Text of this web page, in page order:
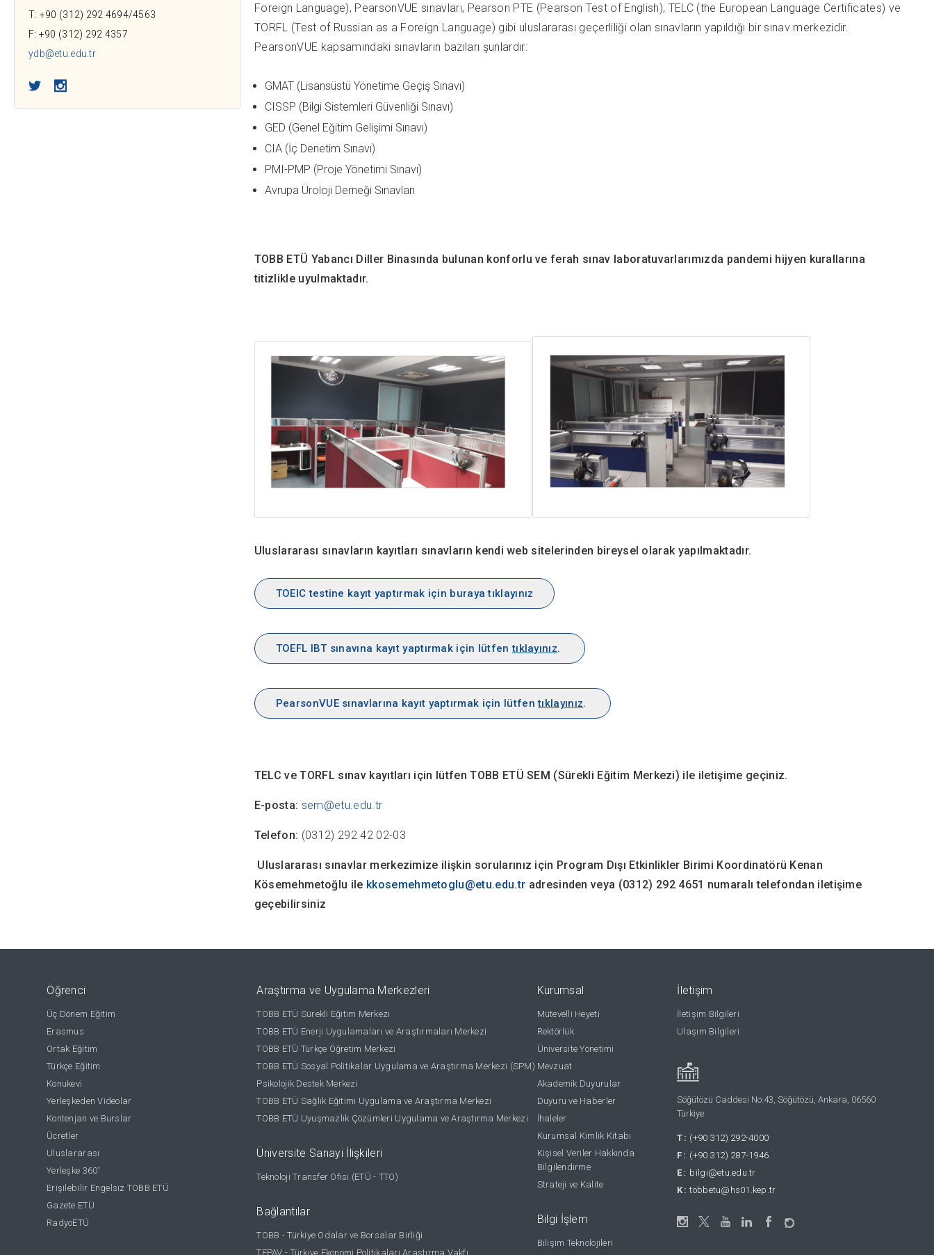
T: +90 (312) 292 4694/4563
F: +90 (312) 292 4357
ydb@etu.edu.tr
TwitterInstagram
Foreign Language), PearsonVUE sınavları, Pearson PTE (Pearson Test of English), TELC (the European Language Certificates) ve
TORFL (Test of Russian as a Foreign Language) gibi uluslararası geçerliliği olan sınavların yapıldığı bir sınav merkezidir.
PearsonVUE kapsamındaki sınavların bazıları şunlardır:
GMAT (Lisansüstü Yönetime Geçiş Sınavı)
CISSP (Bilgi Sistemleri Güvenliği Sınavı)
GED (Genel Eğitim Gelişimi Sınavı)
CIA (İç Denetim Sınavı)
PMI-PMP (Proje Yönetimi Sınavı)
Avrupa Üroloji Derneği Sınavları
TOBB ETÜ Yabancı Diller Binasında bulunan konforlu ve ferah sınav laboratuvarlarımızda pandemi hijyen kurallarına
titizlikle uyulmaktadır.
Uluslararası sınavların kayıtları sınavların kendi web sitelerinden bireysel olarak yapılmaktadır.
TOEIC testine kayıt yaptırmak için buraya tıklayınız
TOEFL IBT sınavına kayıt yaptırmak için lütfentıklayınız.
PearsonVUE sınavlarına kayıt yaptırmak için lütfentıklayınız.
TELC ve TORFL sınav kayıtları için lütfen TOBB ETÜ SEM (Sürekli Eğitim Merkezi) ile iletişime geçiniz.
E-posta: sem@etu.edu.tr
Telefon: (0312) 292 42 02-03
Uluslararası sınavlar merkezimize ilişkin sorularınız için Program Dışı Etkinlikler Birimi Koordinatörü Kenan
Kösemehmetoğlu ile kkosemehmetoglu@etu.edu.tr adresinden veya (0312) 292 4651 numaralı telefondan iletişime
geçebilirsiniz
Öğrenci
Üç Dönem Eğitim
Erasmus
Ortak Eğitim
Türkçe Eğitim
Konukevi
Yerleşkeden Videolar
Kontenjan ve Burslar
Ücretler
Uluslararası
Yerleşke 360°
Erişilebilir Engelsiz TOBB ETÜ
Gazete ETÜ
RadyoETÜ
Araştırma ve Uygulama Merkezleri
TOBB ETÜ Sürekli Eğitim Merkezi
TOBB ETÜ Enerji Uygulamaları ve Araştırmaları Merkezi
TOBB ETÜ Türkçe Öğretim Merkezi
TOBB ETÜ Sosyal Politikalar Uygulama ve Araştırma Merkezi (SPM)
Psikolojik Destek Merkezi
TOBB ETÜ Sağlık Eğitimi Uygulama ve Araştırma Merkezi
TOBB ETÜ Uyuşmazlık Çözümleri Uygulama ve Araştırma Merkezi
Üniversite Sanayi İlişkileri
Teknoloji Transfer Ofisi (ETÜ - TTO)
Bağlantılar
TOBB - Türkiye Odalar ve Borsalar Birliği
TEPAV - Türkiye Ekonomi Politikaları Araştırma Vakfı
Kurumsal
Mütevelli Heyeti
Rektörlük
Üniversite Yönetimi
Mevzuat
Akademik Duyurular
Duyuru ve Haberler
İhaleler
Kurumsal Kimlik Kitabı
Kişisel Veriler Hakkında
Bilgilendirme
Strateji ve Kalite
Bilgi İşlem
Bilişim Teknolojileri
İletişim
İletişim Bilgileri
Ulaşım Bilgileri
Söğütözü Caddesi No:43, Söğütözü, Ankara, 06560
Türkiye
T: (+90 312) 292-4000
F: (+90 312) 287-1946
E: bilgi@etu.edu.tr
K: tobbetu@hs01.kep.tr